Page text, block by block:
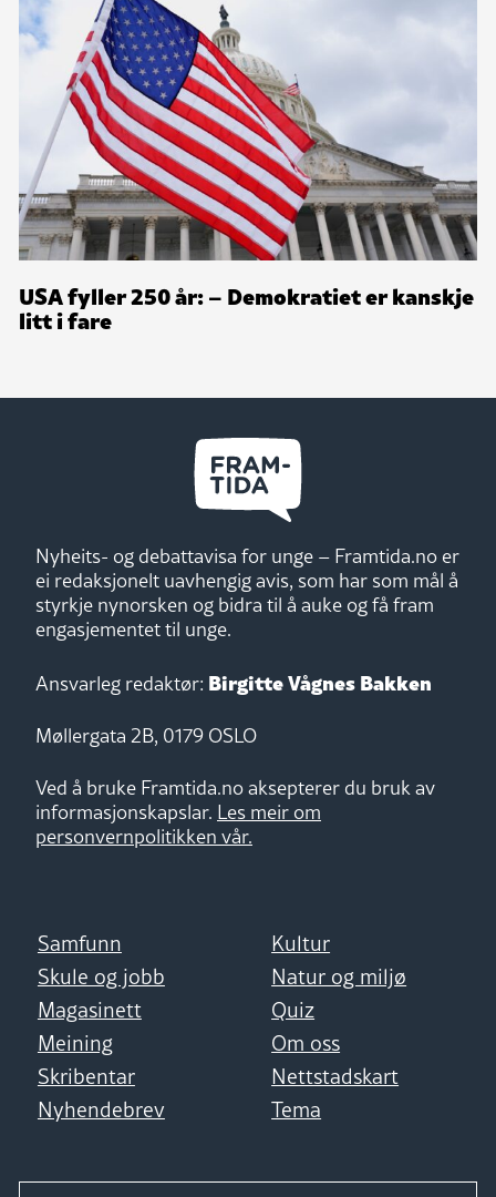
USA fyller 250 år: – Demokratiet er kanskje
litt i fare
Nyheits- og debattavisa for unge – Framtida.no er
ei redaksjonelt uavhengig avis, som har som mål å
styrkje nynorsken og bidra til å auke og få fram
engasjementet til unge.
Ansvarleg redaktør: Birgitte Vågnes Bakken
Møllergata 2B, 0179 OSLO
Ved å bruke Framtida.no aksepterer du bruk av
informasjonskapslar. Les meir om
personvernpolitikken vår.
Samfunn
Kultur
Skule og jobb
Natur og miljø
Magasinett
Quiz
Meining
Om oss
Skribentar
Nettstadskart
Nyhendebrev
Tema